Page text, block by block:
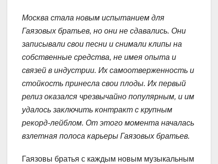
Москва стала новым испытанием для
Гаязовых братьев, но они не сдавались. Они
записывали свои песни и снимали клипы на
собственные средства, не имея опыта и
связей в индустрии. Их самоотверженность и
стойкость принесла свои плоды. Их первый
релиз оказался чрезвычайно популярным, и им
удалось заключить контракт с крупным
рекорд-лейблом. От этого момента началась
взлетная полоса карьеры Гаязовых братьев.
Гаязовы братья с каждым новым музыкальным